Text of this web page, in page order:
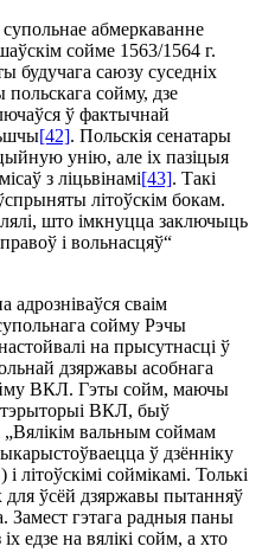
абмеркаванне
сойме 1563/1564 г.
будучага саюзу суседніх
польскага сойму, дзе
ў фактычнай
[42]. Польскія сенатары
унію, але іх пазіцыя
з ліцьвінамі[43]. Такі
літоўскім бокам.
што імкнуцца заключыць
і вольнасцяў“
адрозніваўся сваім
сойму Рэчы
на прысутнасці ў
дзяржавы асобнага
ВКЛ. Гэты сойм, маючы
тэрыторыі ВКЛ, быў
вальным соймам
ў дзённіку
літоўскімі соймікамі. Толькі
ўсёй дзяржавы пытанняў
Замест гэтага радныя паны
едзе на вялікі сойм, а хто